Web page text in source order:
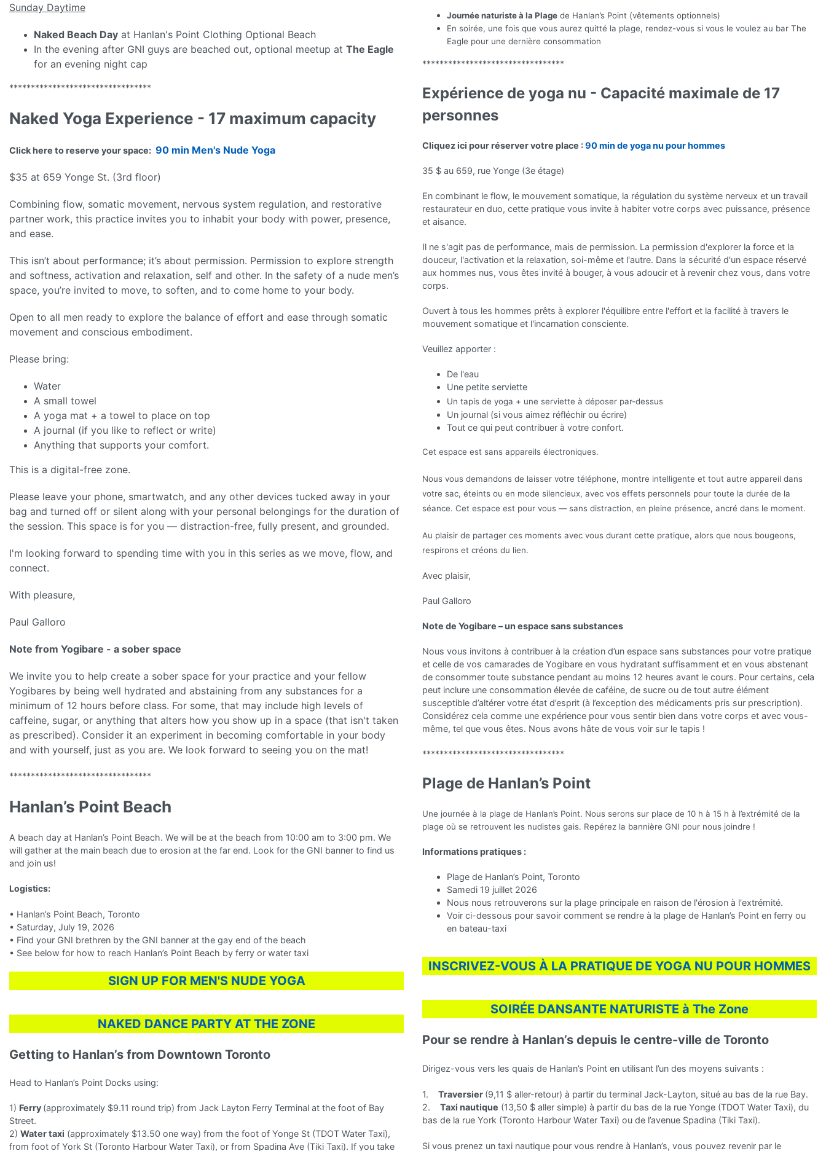
Sunday Daytime
Naked Beach Day at Hanlan's Point Clothing Optional Beach
In the evening after GNI guys are beached out, optional meetup at The Eagle
for an evening night cap
*********************************
Naked Yoga Experience - 17 maximum capacity
Click here to reserve your space: 90 min Men's Nude Yoga
$35 at 659 Yonge St. (3rd floor)
Combining flow, somatic movement, nervous system regulation, and restorative
partner work, this practice invites you to inhabit your body with power, presence,
and ease.
This isn’t about performance; it’s about permission. Permission to explore strength
and softness, activation and relaxation, self and other. In the safety of a nude men’s
space, you’re invited to move, to soften, and to come home to your body.
Open to all men ready to explore the balance of effort and ease through somatic
movement and conscious embodiment.
Please bring:
Water
A small towel
A yoga mat + a towel to place on top
A journal (if you like to reflect or write)
Anything that supports your comfort.
This is a digital-free zone.
Please leave your phone, smartwatch, and any other devices tucked away in your
bag and turned off or silent along with your personal belongings for the duration of
the session. This space is for you — distraction-free, fully present, and grounded.
I'm looking forward to spending time with you in this series as we move, flow, and
connect.
With pleasure,
Paul Galloro
Note from Yogibare - a sober space
We invite you to help create a sober space for your practice and your fellow
Yogibares by being well hydrated and abstaining from any substances for a
minimum of 12 hours before class. For some, that may include high levels of
caffeine, sugar, or anything that alters how you show up in a space (that isn't taken
as prescribed). Consider it an experiment in becoming comfortable in your body
and with yourself, just as you are. We look forward to seeing you on the mat!
*********************************
Hanlan’s Point Beach
A beach day at Hanlan’s Point Beach. We will be at the beach from 10:00 am to 3:00 pm. We
will gather at the main beach due to erosion at the far end. Look for the GNI banner to find us
and join us!
Logistics:
• Hanlan’s Point Beach, Toronto
• Saturday, July 19, 2026
• Find your GNI brethren by the GNI banner at the gay end of the beach
• See below for how to reach Hanlan’s Point Beach by ferry or water taxi
SIGN UP FOR MEN'S NUDE YOGA
NAKED DANCE PARTY AT THE ZONE
Getting to Hanlan’s from Downtown Toronto
Head to Hanlan’s Point Docks using:
1) Ferry (approximately $9.11 round trip) from Jack Layton Ferry Terminal at the foot of Bay
Street.
2) Water taxi (approximately $13.50 one way) from the foot of Yonge St (TDOT Water Taxi),
from foot of York St (Toronto Harbour Water Taxi), or from Spadina Ave (Tiki Taxi). If you take
Journée naturiste à la Plage de Hanlan’s Point (vêtements optionnels)
En soirée, une fois que vous aurez quitté la plage, rendez-vous si vous le voulez au bar The
Eagle pour une dernière consommation
*********************************
Expérience de yoga nu - Capacité maximale de 17
personnes
Cliquez ici pour réserver votre place :90 min de yoga nu pour hommes
35 $ au 659, rue Yonge (3e étage)
En combinant le flow, le mouvement somatique, la régulation du système nerveux et un travail
restaurateur en duo, cette pratique vous invite à habiter votre corps avec puissance, présence
et aisance.
Il ne s'agit pas de performance, mais de permission. La permission d'explorer la force et la
douceur, l'activation et la relaxation, soi-même et l'autre. Dans la sécurité d'un espace réservé
aux hommes nus, vous êtes invité à bouger, à vous adoucir et à revenir chez vous, dans votre
corps.
Ouvert à tous les hommes prêts à explorer l'équilibre entre l'effort et la facilité à travers le
mouvement somatique et l'incarnation consciente.
Veuillez apporter :
De l'eau
Une petite serviette
Un tapis de yoga + une serviette à déposer par-dessus
Un journal (si vous aimez réfléchir ou écrire)
Tout ce qui peut contribuer à votre confort.
Cet espace est sans appareils électroniques.
Nous vous demandons de laisser votre téléphone, montre intelligente et tout autre appareil dans
votre sac, éteints ou en mode silencieux, avec vos effets personnels pour toute la durée de la
séance. Cet espace est pour vous — sans distraction, en pleine présence, ancré dans le moment.
Au plaisir de partager ces moments avec vous durant cette pratique, alors que nous bougeons,
respirons et créons du lien.
Avec plaisir,
Paul Galloro
Note de Yogibare – un espace sans substances
Nous vous invitons à contribuer à la création d’un espace sans substances pour votre pratique
et celle de vos camarades de Yogibare en vous hydratant suffisamment et en vous abstenant
de consommer toute substance pendant au moins 12 heures avant le cours. Pour certains, cela
peut inclure une consommation élevée de caféine, de sucre ou de tout autre élément
susceptible d’altérer votre état d’esprit (à l’exception des médicaments pris sur prescription).
Considérez cela comme une expérience pour vous sentir bien dans votre corps et avec vous-
même, tel que vous êtes. Nous avons hâte de vous voir sur le tapis !
*********************************
Plage de Hanlan’s Point
Une journée à la plage de Hanlan’s Point. Nous serons sur place de 10 h à 15 h à l’extrémité de la
plage où se retrouvent les nudistes gais. Repérez la bannière GNI pour nous joindre !
Informations pratiques :
Plage de Hanlan’s Point, Toronto
Samedi 19 juillet 2026
Nous nous retrouverons sur la plage principale en raison de l'érosion à l'extrémité.
Voir ci-dessous pour savoir comment se rendre à la plage de Hanlan’s Point en ferry ou
en bateau-taxi
INSCRIVEZ-VOUS À LA PRATIQUE DE YOGA NU POUR HOMMES
SOIRÉE DANSANTE NATURISTE à The Zone
Pour se rendre à Hanlan’s depuis le centre-ville de Toronto
Dirigez-vous vers les quais de Hanlan’s Point en utilisant l’un des moyens suivants :
1. Traversier (9,11 $ aller-retour) à partir du terminal Jack-Layton, situé au bas de la rue Bay.
2. Taxi nautique (13,50 $ aller simple) à partir du bas de la rue Yonge (TDOT Water Taxi), du
bas de la rue York (Toronto Harbour Water Taxi) ou de l’avenue Spadina (Tiki Taxi).
Si vous prenez un taxi nautique pour vous rendre à Hanlan’s, vous pouvez revenir par le